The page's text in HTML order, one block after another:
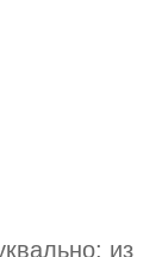
из